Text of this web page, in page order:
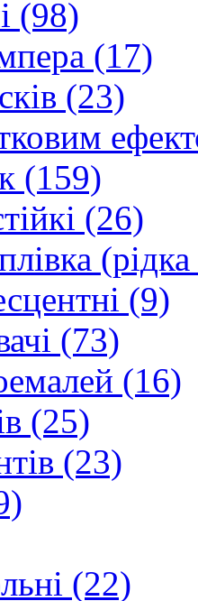
(98)
(17)
(23)
(159)
(26)
(9)
(73)
(16)
(25)
(23)
(22)